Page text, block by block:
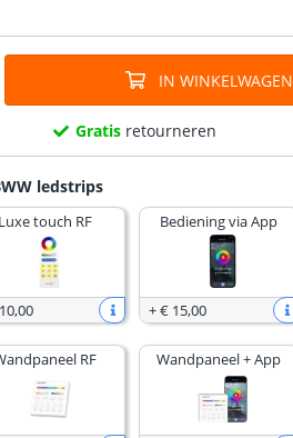
IN WINKELWAGEN
Gratis retourneren
ledstrips
Luxe touch RF
,00
Bediening via App
+€ 15,00
RF Wandpaneel + App